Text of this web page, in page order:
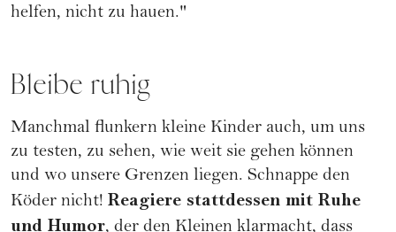
helfen, nicht zu hauen."
Bleibe ruhig
Manchmal flunkern kleine Kinder auch, um uns
zu testen, zu sehen, wie weit sie gehen können
und wo unsere Grenzen liegen. Schnappe den
Köder nicht! Reagiere stattdessen mit Ruhe
und Humor, der den Kleinen klarmacht, dass